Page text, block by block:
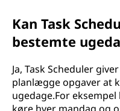
Kan Task
bestemte
Ja, Task Scheduler
planlægge opgaver at
ugedage.For